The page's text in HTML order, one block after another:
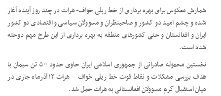
شمارش معکوس برای بهره برداری از خط ریلی خواف- هرات در چند روز آینده آغاز
شده و چشم امید دو کشور و صاحبنظران و مسوولان سیاسی و اقتصادی دو کشور
ایران و افغانستان و حتی کشورهای منطقه به بهره برداری از این طرح مهم دوخته
شده است.
نخستین محموله صادراتی از جمهوری اسلامی ایران حاوی حدود ۵۰۰ تن سیمان با
هدف بررسی مشکلات و نقاط قوت خط ریلی خواف – هرات ۱۲ آذرماه جاری در
میان استقبال گرم مسوولان افغانستانی به هرات حمل شد.